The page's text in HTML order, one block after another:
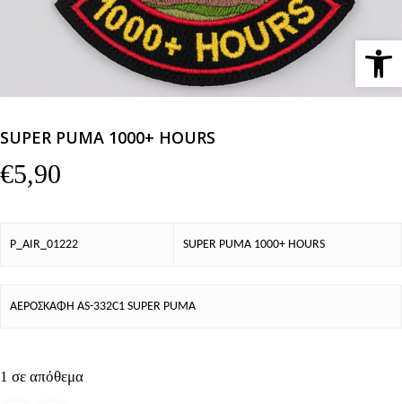
SUPER PUMA 1000+ HOURS
€5,90
P_AIR_01222 SUPER PUMA 1000+ HOURS
ΑΕΡΟΣΚΑΦΗ AS-332C1 SUPER PUMA
1 σε απόθεμα